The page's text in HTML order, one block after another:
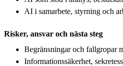
AI i samarbete, styrning och
Risker, ansvar och nästa steg
Begränsningar och fallgropar
Informationssäkerhet,